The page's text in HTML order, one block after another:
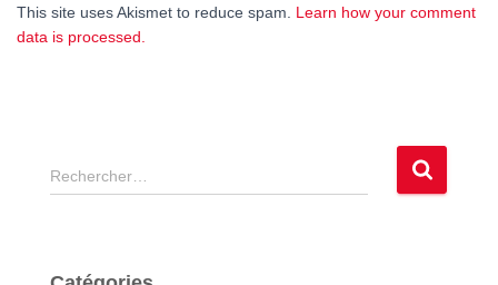
This site uses Akismet to reduce spam. Learn how your comment
data is processed.
R
e
Rechercher…